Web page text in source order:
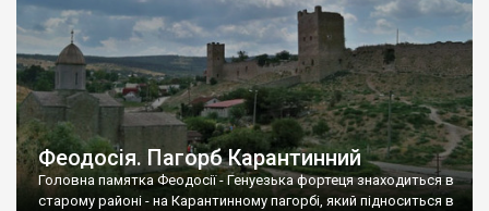
Феодосія. Пагорб Карантинний
Головна памятка Феодосії - Генуезька фортеця знаходиться в
старому районі - на Карантинному пагорбі, який підноситься в